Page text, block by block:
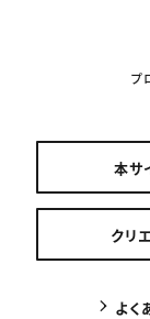
プ
本サ
クリ
よく